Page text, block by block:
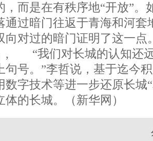
，而是在有秩序地“开放”。
通过暗门往返于青海和河套
向对过的暗门证明了这一点
, “我们对长城的认知还
句号。”李哲说，基于迄今
数字技术等进一步还原长城
的长城。（新华网）